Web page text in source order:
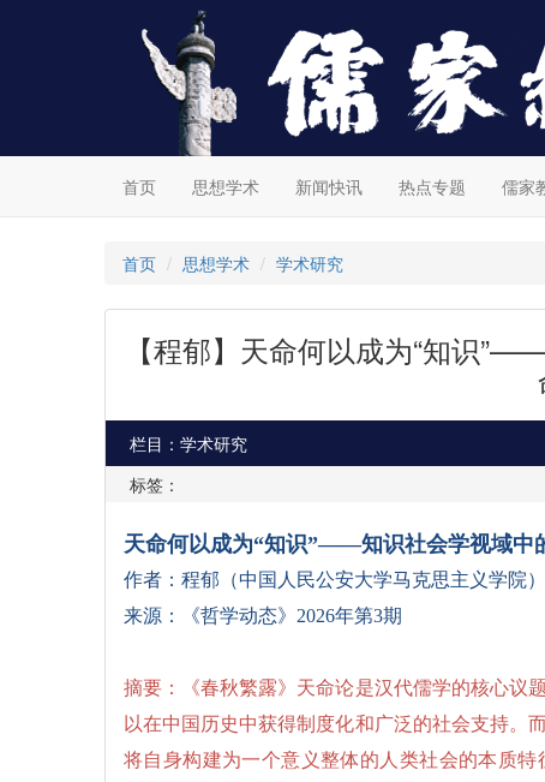
首页 思想学术 新闻快讯 热点专题 儒家
首页 思想学术 学术研究
【程郁】天命何以成为“知识
栏目：学术研究
标签：
天命何以成为“知识”——知识社会学视域中
作者：程郁（中国人民公安大学马克思主义学院）
来源：《哲学动态》2026年第3期
摘要：《春秋繁露》天命论是汉代儒学的核心议
以在中国历史中获得制度化和广泛的社会支持。
将自身构建为一个意义整体的人类社会的本质